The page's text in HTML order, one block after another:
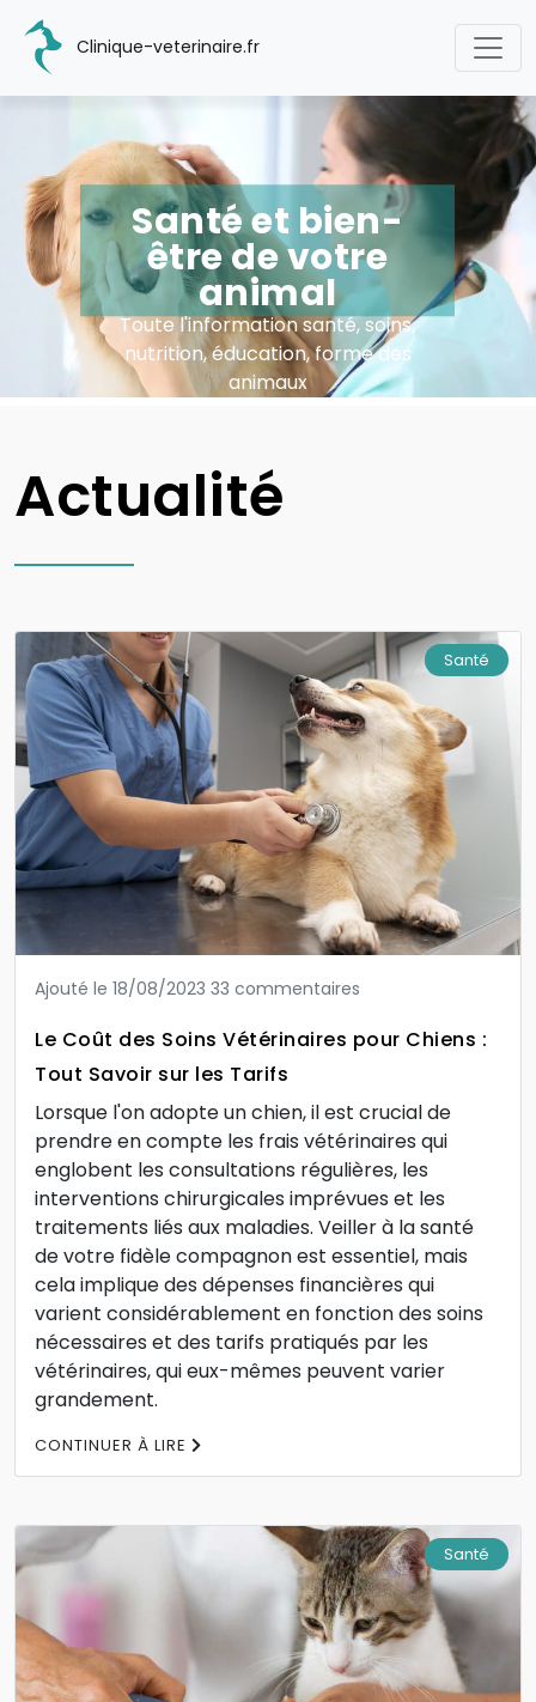
Clinique-veterinaire.fr
Santé et bien-
être de votre
animal
Toute l'information santé, soins,
nutrition, éducation, forme des
animaux
Actualité
Santé
Ajouté le 18/08/2023 33 commentaires
Le Coût des Soins Vétérinaires pour Chiens :
Tout Savoir sur les Tarifs
Lorsque l'on adopte un chien, il est crucial de
prendre en compte les frais vétérinaires qui
englobent les consultations régulières, les
interventions chirurgicales imprévues et les
traitements liés aux maladies. Veiller à la santé
de votre fidèle compagnon est essentiel, mais
cela implique des dépenses financières qui
varient considérablement en fonction des soins
nécessaires et des tarifs pratiqués par les
vétérinaires, qui eux-mêmes peuvent varier
grandement.
CONTINUER À LIRE
Santé